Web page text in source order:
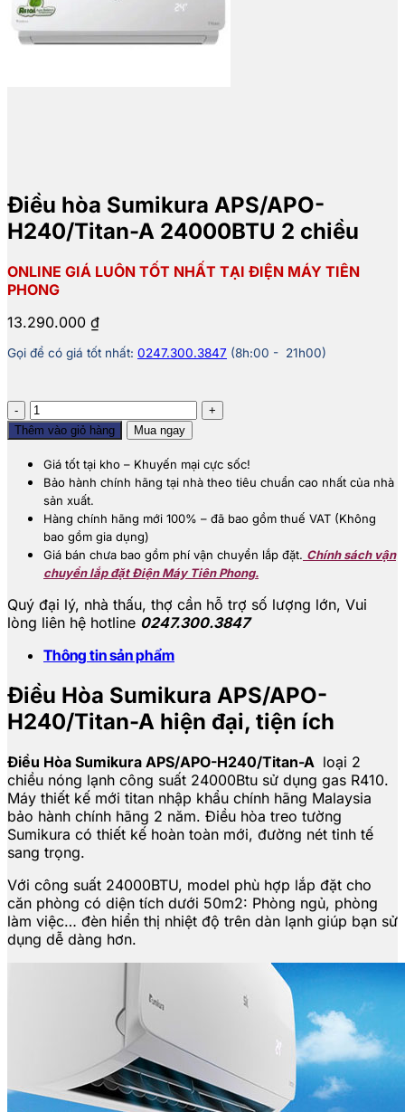
Điều hòa Sumikura APS/APO-
H240/Titan-A 24000BTU 2 chiều
ONLINE GIÁ LUÔN TỐT NHẤT TẠI ĐIỆN MÁY TIÊN
PHONG
13.290.000 ₫
Gọi để có giá tốt nhất: 0247.300.3847 (8h:00 - 21h00)
Điều
hòa
Sumikura
APS/APO-
H240/Titan-
24000BTU
chiều
số
Thêm vào giỏ hàng Mua ngay
Giá tốt tại kho – Khuyến mại cực sốc!
Bảo hành chính hãng tại nhà theo tiêu chuẩn cao nhất của nhà
sản xuất.
Hàng chính hãng mới 100% – đã bao gồm thuế VAT (Không
bao gồm gia dụng)
Giá bán chưa bao gồm phí vận chuyển lắp đặt. Chính sách vận
chuyển lắp đặt Điện Máy Tiên Phong.
Quý đại lý, nhà thấu, thợ cần hỗ trợ số lượng lớn, Vui
lòng liên hệ hotline 0247.300.3847
Thông tin sản phẩm
Điều Hòa Sumikura APS/APO-
H240/Titan-A hiện đại, tiện ích
Điều Hòa Sumikura APS/APO-H240/Titan-A loại 2
chiều nóng lạnh công suất 24000Btu sử dụng gas R410.
Máy thiết kế mới titan nhập khẩu chính hãng Malaysia
bảo hành chính hãng 2 năm. Điều hòa treo tường
Sumikura có thiết kế hoàn toàn mới, đường nét tinh tế
sang trọng.
Với công suất 24000BTU, model phù hợp lắp đặt cho
căn phòng có diện tích dưới 50m2: Phòng ngủ, phòng
làm việc… đèn hiển thị nhiệt độ trên dàn lạnh giúp bạn sử
dụng dễ dàng hơn.